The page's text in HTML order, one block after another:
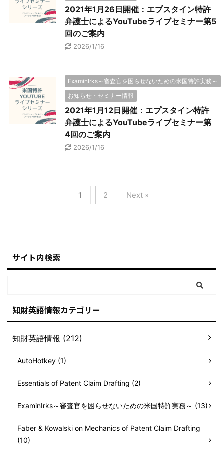
2021年1月26日開催：エプスタイン特許
弁護士によるYouTubeライブセミナー第5
回のご案内
2026/1/16
ExaminIrks～審査官を困らせないための米国特許実務～
お知らせ・セミナー情報
2021年1月12日開催：エプスタイン特許
弁護士によるYouTubeライブセミナー第
4回のご案内
2026/1/16
1 2 Next »
サイト内検索
知財英語情報カテゴリー
知財英語情報 (212)
AutoHotkey (1)
Essentials of Patent Claim Drafting (2)
ExaminIrks～審査官を困らせないための米国特許実務～ (13)
Faber & Kowalski on Mechanics of Patent Claim Drafting
(10)